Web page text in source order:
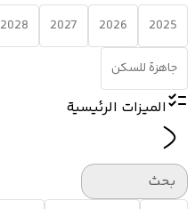
2025
2026
2027
2028
جاهزة للسكن
الميزات الرئيسية
بحث